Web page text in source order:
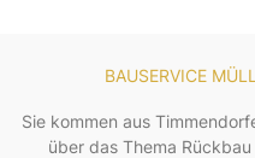
BAUSERVICE
Sie kommen aus
über das Thema